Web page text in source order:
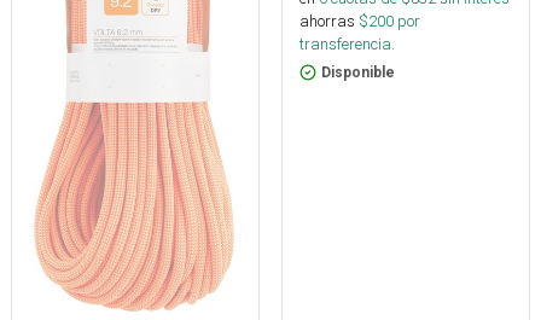
ahorras $200 por
transferencia.
Disponible